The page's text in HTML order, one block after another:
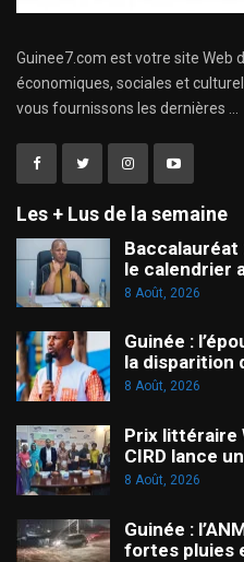
Guinee7.com est votre site Web
économiques, sociales et
vous fournissons les dernières ...
Les + Lus de la semaine
le calendrier
8 Août, 2026
Guinée :
la disparition
8 Août, 2026
Prix littéraire
CIRD lance
8 Août, 2026
Guinée :
fortes pluies